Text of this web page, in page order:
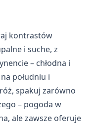
kontrastów
i suche, z
– chłodna i
południu i
spakuj zarówno
– pogoda w
ale zawsze oferuje